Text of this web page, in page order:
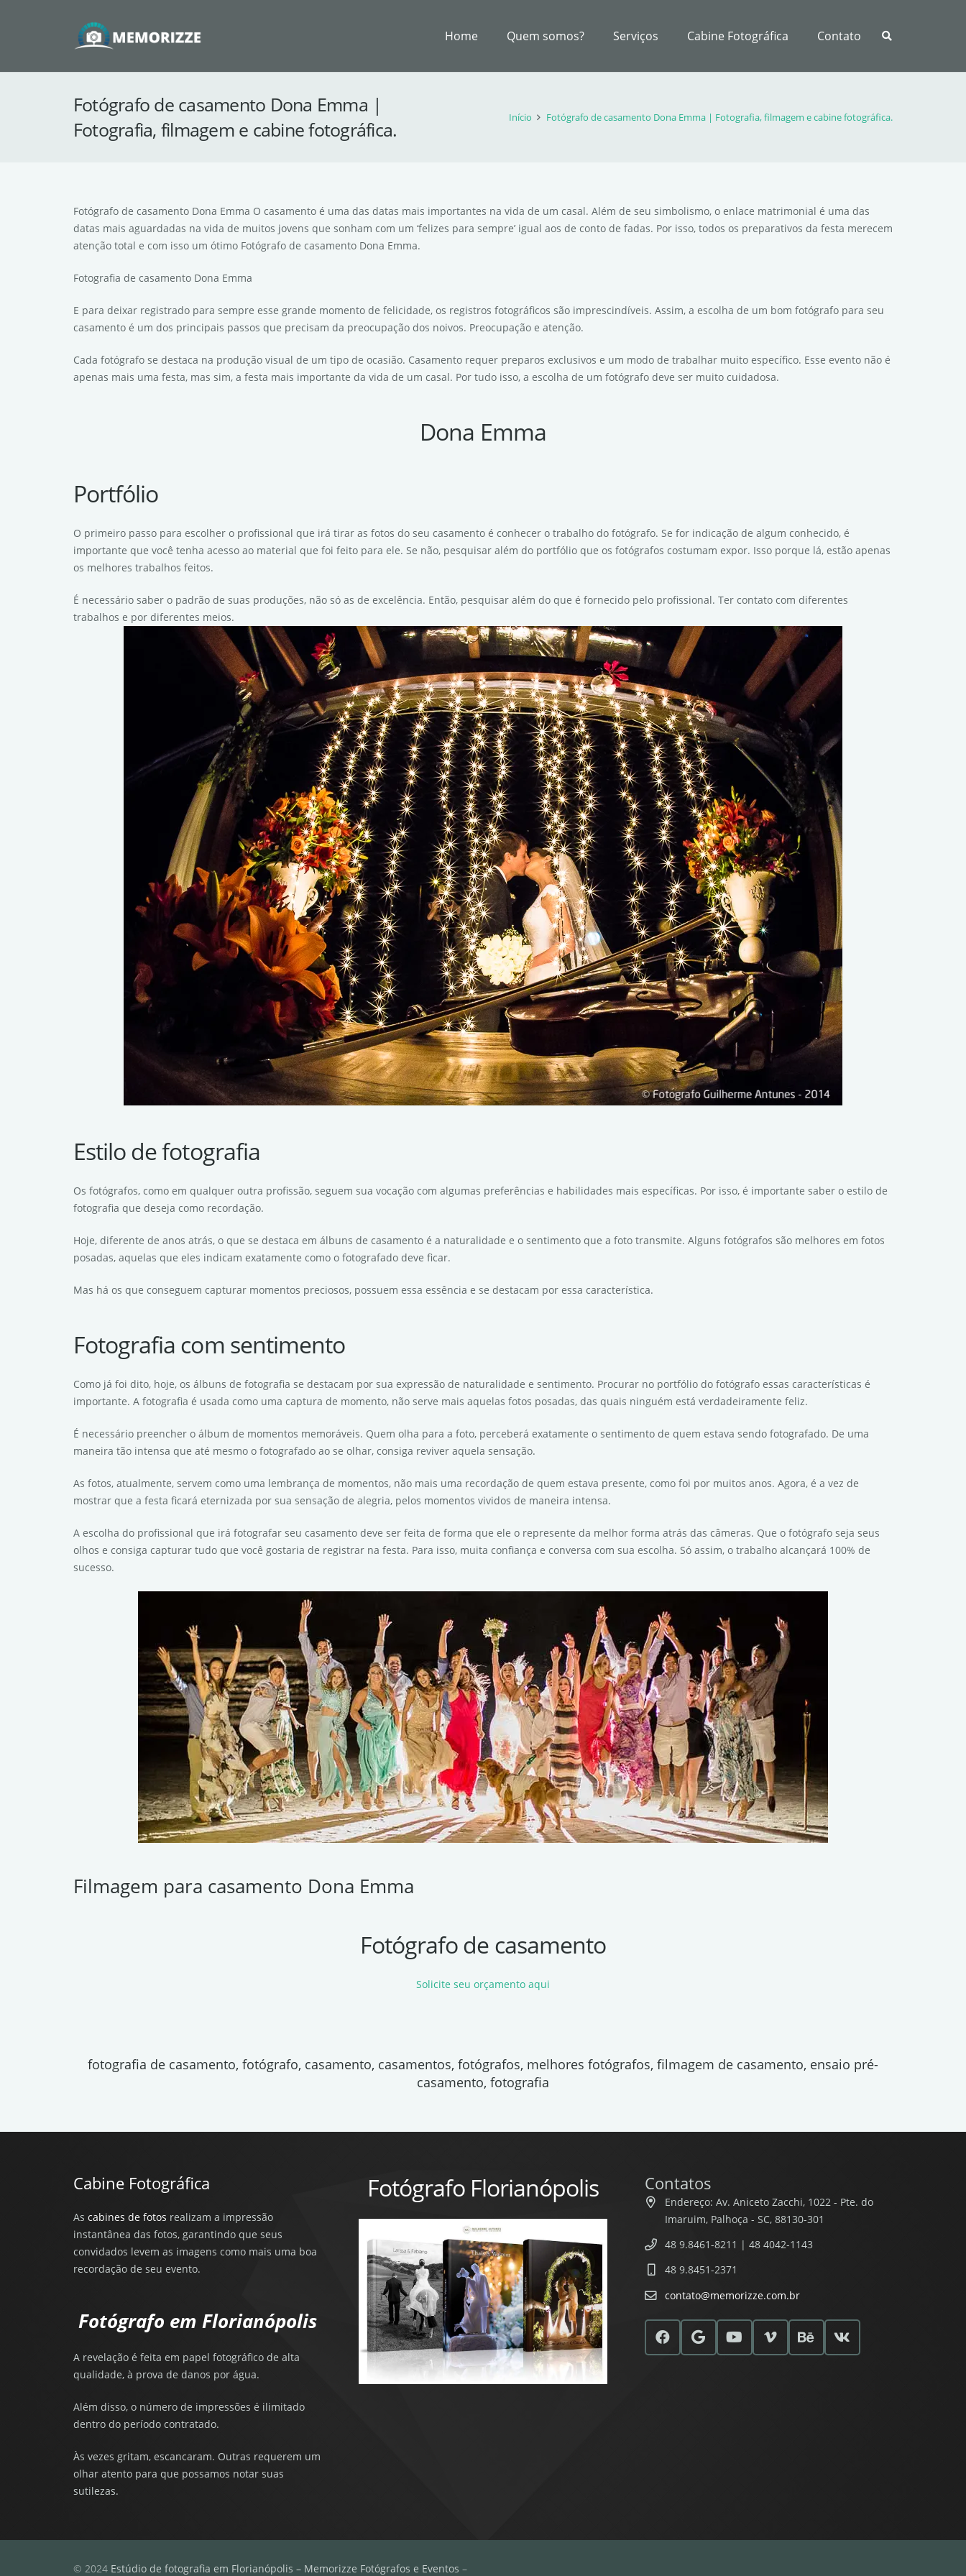
Home Quem somos? Serviços Cabine Fotográfica Contato
Fotógrafo de casamento Dona Emma |
Fotografia, filmagem e cabine fotográfica.
Início Fotógrafo de casamento Dona Emma | Fotografia, filmagem e cabine fotográfica.
Fotógrafo de casamento Dona Emma O casamento é uma das datas mais importantes na vida de um casal. Além de seu simbolismo, o enlace matrimonial é uma das
datas mais aguardadas na vida de muitos jovens que sonham com um ‘felizes para sempre’ igual aos de conto de fadas. Por isso, todos os preparativos da festa merecem
atenção total e com isso um ótimo Fotógrafo de casamento Dona Emma.
Fotografia de casamento Dona Emma
E para deixar registrado para sempre esse grande momento de felicidade, os registros fotográficos são imprescindíveis. Assim, a escolha de um bom fotógrafo para seu
casamento é um dos principais passos que precisam da preocupação dos noivos. Preocupação e atenção.
Cada fotógrafo se destaca na produção visual de um tipo de ocasião. Casamento requer preparos exclusivos e um modo de trabalhar muito específico. Esse evento não é
apenas mais uma festa, mas sim, a festa mais importante da vida de um casal. Por tudo isso, a escolha de um fotógrafo deve ser muito cuidadosa.
Dona Emma
Portfólio
O primeiro passo para escolher o profissional que irá tirar as fotos do seu casamento é conhecer o trabalho do fotógrafo. Se for indicação de algum conhecido, é
importante que você tenha acesso ao material que foi feito para ele. Se não, pesquisar além do portfólio que os fotógrafos costumam expor. Isso porque lá, estão apenas
os melhores trabalhos feitos.
É necessário saber o padrão de suas produções, não só as de excelência. Então, pesquisar além do que é fornecido pelo profissional. Ter contato com diferentes
trabalhos e por diferentes meios.
Estilo de fotografia
Os fotógrafos, como em qualquer outra profissão, seguem sua vocação com algumas preferências e habilidades mais específicas. Por isso, é importante saber o estilo de
fotografia que deseja como recordação.
Hoje, diferente de anos atrás, o que se destaca em álbuns de casamento é a naturalidade e o sentimento que a foto transmite. Alguns fotógrafos são melhores em fotos
posadas, aquelas que eles indicam exatamente como o fotografado deve ficar.
Mas há os que conseguem capturar momentos preciosos, possuem essa essência e se destacam por essa característica.
Fotografia com sentimento
Como já foi dito, hoje, os álbuns de fotografia se destacam por sua expressão de naturalidade e sentimento. Procurar no portfólio do fotógrafo essas características é
importante. A fotografia é usada como uma captura de momento, não serve mais aquelas fotos posadas, das quais ninguém está verdadeiramente feliz.
É necessário preencher o álbum de momentos memoráveis. Quem olha para a foto, perceberá exatamente o sentimento de quem estava sendo fotografado. De uma
maneira tão intensa que até mesmo o fotografado ao se olhar, consiga reviver aquela sensação.
As fotos, atualmente, servem como uma lembrança de momentos, não mais uma recordação de quem estava presente, como foi por muitos anos. Agora, é a vez de
mostrar que a festa ficará eternizada por sua sensação de alegria, pelos momentos vividos de maneira intensa.
A escolha do profissional que irá fotografar seu casamento deve ser feita de forma que ele o represente da melhor forma atrás das câmeras. Que o fotógrafo seja seus
olhos e consiga capturar tudo que você gostaria de registrar na festa. Para isso, muita confiança e conversa com sua escolha. Só assim, o trabalho alcançará 100% de
sucesso.
Filmagem para casamento Dona Emma
Fotógrafo de casamento
Solicite seu orçamento aqui
fotografia de casamento, fotógrafo, casamento, casamentos, fotógrafos, melhores fotógrafos, filmagem de casamento, ensaio pré-
casamento, fotografia
Cabine Fotográfica
As cabines de fotos realizam a impressão
instantânea das fotos, garantindo que seus
convidados levem as imagens como mais uma boa
recordação de seu evento.
Fotógrafo em Florianópolis
A revelação é feita em papel fotográfico de alta
qualidade, à prova de danos por água.
Além disso, o número de impressões é ilimitado
dentro do período contratado.
Às vezes gritam, escancaram. Outras requerem um
olhar atento para que possamos notar suas
sutilezas.
Fotógrafo Florianópolis Contatos
Endereço: Av. Aniceto Zacchi, 1022 - Pte. do
Imaruim, Palhoça - SC, 88130-301
48 9.8461-8211 | 48 4042-1143
48 9.8451-2371
contato@memorizze.com.br
© 2024 Estúdio de fotografia em Florianópolis – Memorizze Fotógrafos e Eventos –